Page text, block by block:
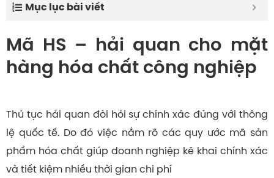
Mục lục bài viết
Mã HS – hải quan cho mặt
hàng hóa chất công nghiệp
Thủ tục hải quan đòi hỏi sự chính xác đúng với thông
lệ quốc tế. Do đó việc nắm rõ các quy ước mã sản
phẩm hóa chất giúp doanh nghiệp kê khai chính xác
và tiết kiệm nhiều thời gian chi phí